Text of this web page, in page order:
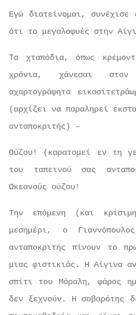
Εγώ διατείνομαι, συνέχισε
ότι το μεγαλοφυές στην
Τα χταπόδια, όπως
χρόνια, χάνεσαι
αχαρτογράφητα
(αρχίζει να παραληρεί
ανταποκριτής) –
Ούζου! (καρατομεί εν τη
του ταπεινού σας
Ωκεανούς ούζου!
Την επόμενη (και
μεσημέρι, ο
ανταποκριτής πίνουν το
μιας φιστικιάς. Η Αίγινα
σπίτι του Μόραλη, φάρος
δεν ξεχνούν. Η σοβαρότης